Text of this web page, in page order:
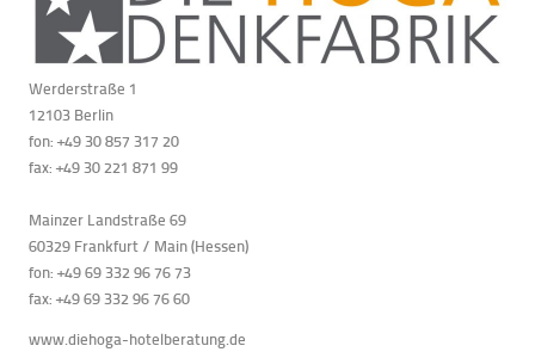
Werderstraße 1
12103 Berlin
fon: +49 30 857 317 20
fax: +49 30 221 871 99
Mainzer Landstraße 69
60329 Frankfurt / Main (Hessen)
fon: +49 69 332 96 76 73
fax: +49 69332 96 76 60
www.diehoga-hotelberatung.de